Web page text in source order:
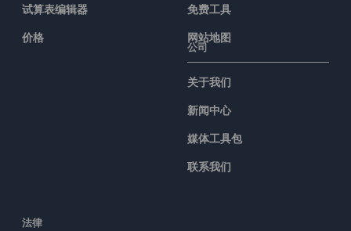
试算表编辑器
价格
免费工具
网站地图
公司
关于我们
新闻中心
媒体工具包
联系我们
法律